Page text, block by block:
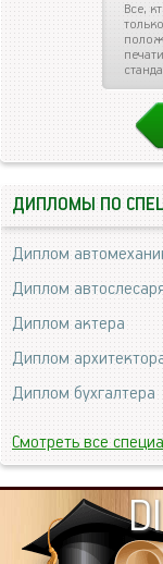
Все,
ДИПЛОМЫ ПО
Диплом
Диплом
Диплом актера
Диплом
Диплом бухгалтера
Смотреть все